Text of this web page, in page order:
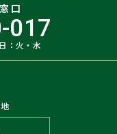
口
017
：火・水